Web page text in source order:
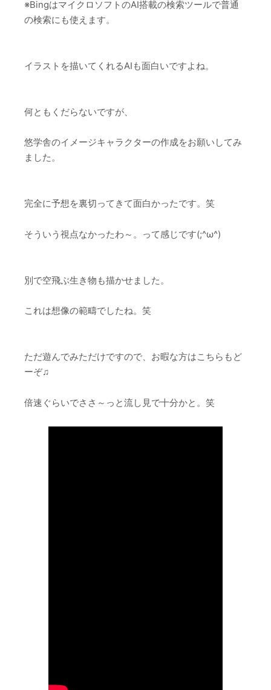
※BingはマイクロソフトのAI搭載の検索ツールで普通
の検索にも使えます。
イラストを描いてくれるAIも面白いですよね。
何ともくだらないですが、
悠学舎のイメージキャラクターの作成をお願いしてみ
ました。
完全に予想を裏切ってきて面白かったです。笑
そういう視点なかったわ～。って感じです(;^ω^)
別で空飛ぶ生き物も描かせました。
これは想像の範疇でしたね。笑
ただ遊んでみただけですので、お暇な方はこちらもど
ーぞ♫
倍速ぐらいでささ～っと流し見で十分かと。笑